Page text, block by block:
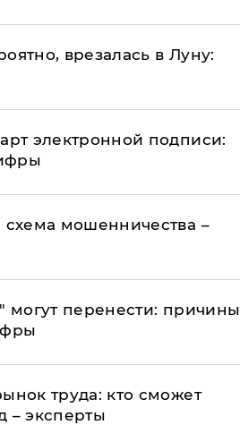
врезалась в Луну:
электронной подписи:
схема мошенничества –
могут перенести: причины
труда: кто сможет
– эксперты